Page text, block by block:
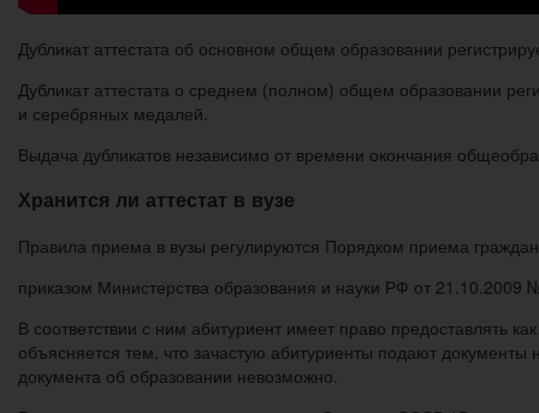
Дубликат аттестата об основном общем образовании
Дубликат аттестата о среднем (полном) общем образовании
и серебряных медалей.
Выдача дубликатов независимо от времени окончания
Хранится ли аттестат в вузе
Правила приема в вузы регулируются Порядком приема
приказом Министерства образования и науки РФ от 21.10.2009
В соответствии с ним абитуриент имеет право предоставлять
объясняется тем, что зачастую абитуриенты подают документы
документа об образовании невозможно.